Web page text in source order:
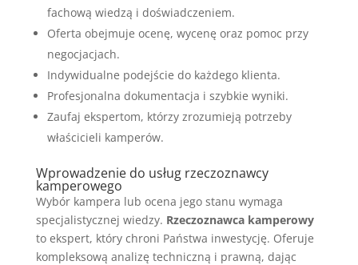
fachową wiedzą i doświadczeniem.
Oferta obejmuje ocenę, wycenę oraz pomoc przy
negocjacjach.
Indywidualne podejście do każdego klienta.
Profesjonalna dokumentacja i szybkie wyniki.
Zaufaj ekspertom, którzy zrozumieją potrzeby
właścicieli kamperów.
Wprowadzenie do usług rzeczoznawcy
kamperowego
Wybór kampera lub ocena jego stanu wymaga
specjalistycznej wiedzy. Rzeczoznawca kamperowy
to ekspert, który chroni Państwa inwestycję. Oferuje
kompleksową analizę techniczną i prawną, dając